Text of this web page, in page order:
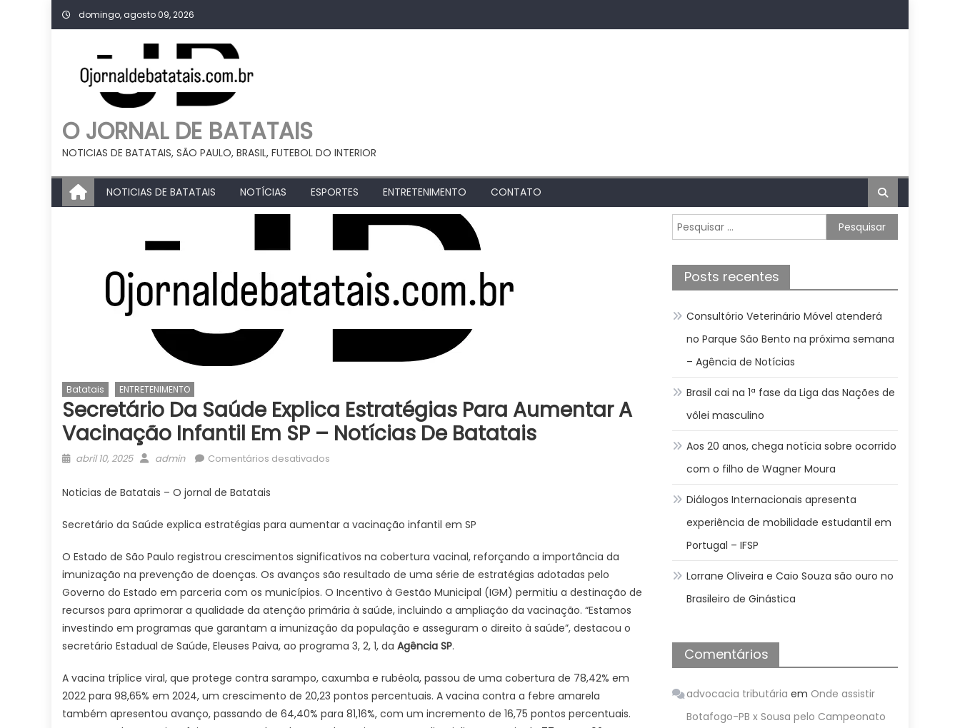
Skip
to
domingo, agosto 09, 2026
O JORNAL DE BATATAIS
NOTICIAS DE BATATAIS, SÃO PAULO, BRASIL, FUTEBOL DO INTERIOR
NOTICIAS DE BATATAIS NOTÍCIAS ESPORTES ENTRETENIMENTO CONTATO
Batatais ENTRETENIMENTO
Secretário Da Saúde Explica Estratégias Para Aumentar A
Vacinação Infantil Em SP – Notícias De Batatais
Posted
abril 10, 2025 Author
admin Comentários desativados
explica
para
aumentar
a
vacinação
infantil
SP
Notícias
de
Batatais
Noticias de Batatais – O jornal de Batatais
Secretário da Saúde explica estratégias para aumentar a vacinação infantil em SP
O Estado de São Paulo registrou crescimentos significativos na cobertura vacinal, reforçando a importância da
imunização na prevenção de doenças. Os avanços são resultado de uma série de estratégias adotadas pelo
Governo do Estado em parceria com os municípios. O Incentivo à Gestão Municipal (IGM) permitiu a destinação de
recursos para aprimorar a qualidade da atenção primária à saúde, incluindo a ampliação da vacinação. “Estamos
investindo em programas que garantam a imunização da população e asseguram o direito à saúde”, destacou o
secretário Estadual de Saúde, Eleuses Paiva, ao programa 3, 2, 1, da Agência SP.
A vacina tríplice viral, que protege contra sarampo, caxumba e rubéola, passou de uma cobertura de 78,42% em
2022 para 98,65% em 2024, um crescimento de 20,23 pontos percentuais. A vacina contra a febre amarela
também apresentou avanço, passando de 64,40% para 81,16%, com um incremento de 16,75 pontos percentuais.
Pesquisar
por:
Posts recentes
Consultório Veterinário Móvel atenderá
no Parque São Bento na próxima semana
– Agência de Notícias
Brasil cai na 1ª fase da Liga das Nações de
vôlei masculino
Aos 20 anos, chega notícia sobre ocorrido
com o filho de Wagner Moura
Diálogos Internacionais apresenta
experiência de mobilidade estudantil em
Portugal – IFSP
Lorrane Oliveira e Caio Souza são ouro no
Brasileiro de Ginástica
Comentários
advocacia tributária em Onde assistir
Botafogo-PB x Sousa pelo Campeonato